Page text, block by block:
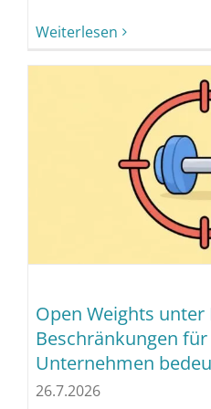
Weiterlesen
Open Weights unter
Beschränkungen
Unternehmen
26.7.2026